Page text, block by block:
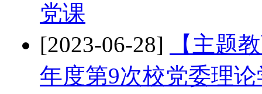
党课
[2023-06-28]
【主题
年度第9次校党委理